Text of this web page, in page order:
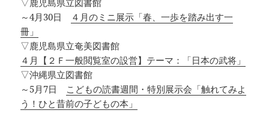
▽鹿児島県立図書館
～4月30日
４月のミニ展示「春、一歩を踏み出す一
冊」
▽鹿児島県立奄美図書館
４月【２Ｆ一般閲覧室の設営】テーマ：「日本の武将」
▽沖縄県立図書館
～5月7日 こどもの読書週間・特別展示会「触れてみよ
う！ひと昔前の子どもの本」